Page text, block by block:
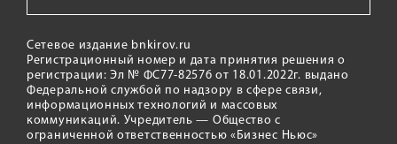
Сетевое издание bnkirov.ru
Регистрационный номер и дата принятия решения о
регистрации: Эл № ФС77-82576 от 18.01.2022г. выдано
Федеральной службой по надзору в сфере связи,
информационных технологий и массовых
коммуникаций. Учредитель — Общество с
ограниченной ответственностью «Бизнес Ньюс»